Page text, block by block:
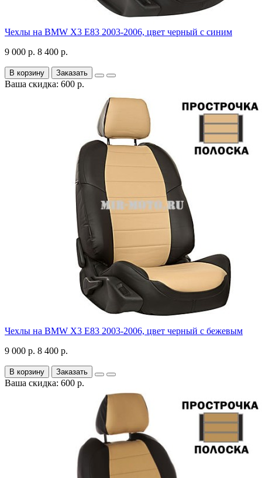
Чехлы на BMW X3 E83 2003-2006, цвет черный с синим
9 000 р. 8 400 р.
В корзину Заказать
Ваша скидка: 600 р.
Чехлы на BMW X3 E83 2003-2006, цвет черный с бежевым
9 000 р. 8 400 р.
В корзину Заказать
Ваша скидка: 600 р.